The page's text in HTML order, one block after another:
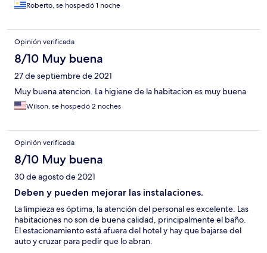
Roberto, se hospedó 1 noche
Opinión verificada
8/10 Muy buena
27 de septiembre de 2021
Muy buena atencion. La higiene de la habitacion es muy buena
Wilson, se hospedó 2 noches
Opinión verificada
8/10 Muy buena
30 de agosto de 2021
Deben y pueden mejorar las instalaciones.
La limpieza es óptima, la atención del personal es excelente. Las
habitaciones no son de buena calidad, principalmente el baño.
El estacionamiento está afuera del hotel y hay que bajarse del
auto y cruzar para pedir que lo abran.